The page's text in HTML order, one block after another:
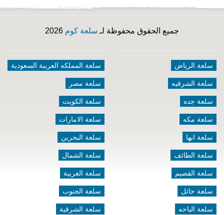
جميع الحقوق محفوظة لـ سلعة كوم
سلعة الرياض
سلعة الشرقيه
سلعة جده
سلعة مكه
سلعة ابها
سلعة الطائف
سلعة القصيم
سلعة حائل
سلعة الباحه
سلعة المملكه العربية السعودية
سلعة مصر
سلعة الكويت
سلعة الامارات
سلعة البحرين
سلعة الشمال
سلعة الغربية
سلعة الجنوب
سلعة الشرقية